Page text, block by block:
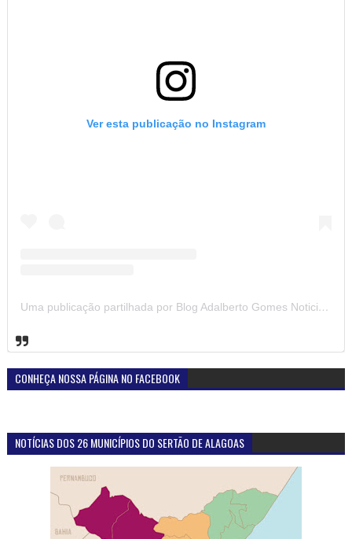
Ver esta publicação no Instagram
Uma publicação partilhada por Blog Adalberto Gomes Noticias (@blogadalbertogomesnoticiass)
CONHEÇA NOSSA PÁGINA NO FACEBOOK
NOTÍCIAS DOS 26 MUNICÍPIOS DO SERTÃO DE ALAGOAS